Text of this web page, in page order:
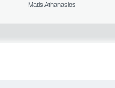
Matis Athanasios